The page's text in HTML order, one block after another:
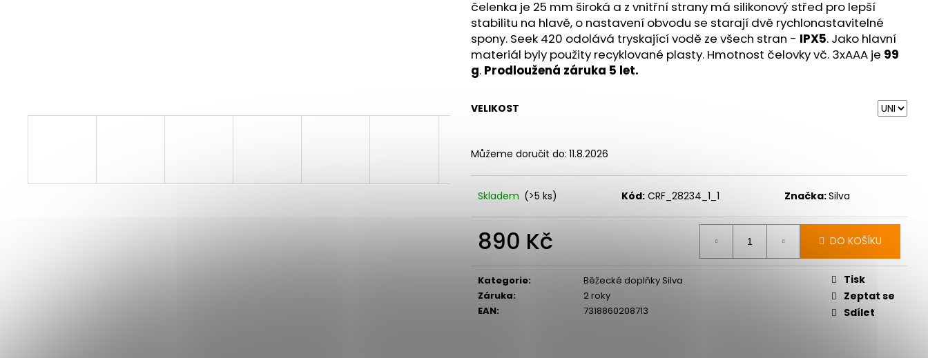
čelenka je 25 mm široká a z vnitřní strany má silikonový střed pro lepší
stabilitu na hlavě, o nastavení obvodu se starají dvě rychlonastavitelné
spony. Seek 420 odolává tryskající vodě ze všech stran - IPX5. Jako hlavní
materiál byly použity recyklované plasty. Hmotnost čelovky vč. 3xAAA je 99
g. Prodloužená záruka 5 let.
VELIKOST
Můžeme doručit do: 11.8.2026
Skladem (>5 ks) Kód: CRF_28234_1_1 Značka:Silva
890 Kč DO KOŠÍKU
Kategorie:
Běžecké doplňky Silva
Záruka:
2 roky
EAN: 7318860208713
Tisk
Zeptat se
Sdílet
BOTY CRAFT CTM ULTRA TRAIL - ŠEDÁ
SAUCONY XODUS ULTRA 3 BLACK/DUSK
2 999 Kč
Původně:4 299 Kč